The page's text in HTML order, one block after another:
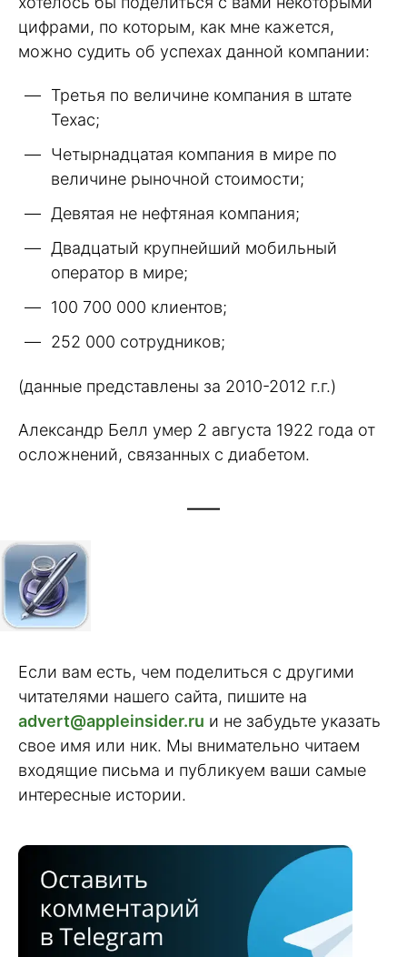
цифрами, по которым, как мне кажется,
можно судить об успехах данной компании:
Третья по величине компания в штате
Техас;
Четырнадцатая компания в мире по
величине рыночной стоимости;
Девятая не нефтяная компания;
Двадцатый крупнейший мобильный
оператор в мире;
100 700 000 клиентов;
252 000 сотрудников;
(данные представлены за 2010-2012 г.г.)
Александр Белл умер 2 августа 1922 года от
осложнений, связанных с диабетом.
——
Если вам есть, чем поделиться с другими
читателями нашего сайта, пишите на
advert@appleinsider.ru и не забудьте указать
свое имя или ник. Мы внимательно читаем
входящие письма и публикуем ваши самые
интересные истории.